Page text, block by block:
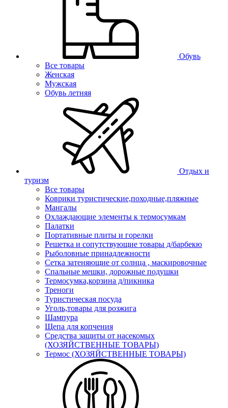
Обувь
Все товары
Женская
Мужская
Обувь летняя
Отдых и
туризм
Все товары
Коврики туристические,походные,пляжные
Мангалы
Охлаждающие элементы к термосумкам
Палатки
Портативные плиты и горелки
Решетка и сопутствующие товары д/барбекю
Рыболовные принадлежности
Сетка затеняющие от солнца , маскировочные
Спальные мешки, дорожные подушки
Термосумка,корзина д/пикника
Треноги
Туристическая посуда
Уголь,товары для розжига
Шампура
Щепа для копчения
Средства защиты от насекомых
(ХОЗЯЙСТВЕННЫЕ ТОВАРЫ)
Термос (ХОЗЯЙСТВЕННЫЕ ТОВАРЫ)